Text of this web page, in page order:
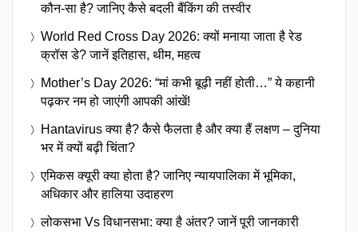
कौन-सा है? जानिए कैसे बदली बैंकिंग की तस्वीर
World Red Cross Day 2026: क्यों मनाया जाता है रेड
क्रॉस डे? जानें इतिहास, थीम, महत्व
Mother’s Day 2026: “मां कभी बूढ़ी नहीं होती…” ये कहानी
पढ़कर नम हो जाएंगी आपकी आंखें!
Hantavirus क्या है? कैसे फैलता है और क्या हैं लक्षण – दुनिया
भर में क्यों बढ़ी चिंता?
एमिकस क्यूरी क्या होता है? जानिए न्यायपालिका में भूमिका,
अधिकार और हालिया उदाहरण
लोकसभा Vs विधानसभा: क्या है अंतर? जानें पूरी जानकारी